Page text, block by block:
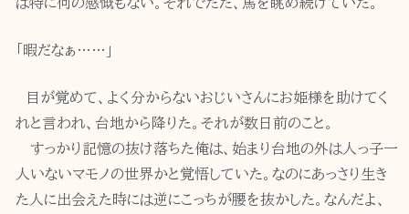
は特に何の感慨もない。それでただ、馬を眺め続けていた。
「暇だなぁ……」
目が覚めて、よく分からないおじいさんにお姫様を助けてく
れと言われ、台地から降りた。それが数日前のこと。
すっかり記憶の抜け落ちた俺は、始まり台地の外は人っ子一
人いないマモノの世界かと覚悟していた。なのにあっさり生き
た人に出会えた時には逆にこっちが腰を抜かした。なんだよ、